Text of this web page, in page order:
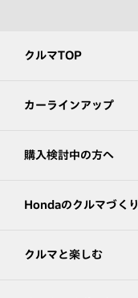
クルマTOP
カーラインアップ
購入検討中の方へ
Hondaのクルマづくり
クルマと楽しむ